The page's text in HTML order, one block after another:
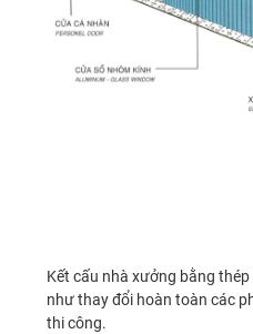
Kết cấu nhà xưởng bằng
như thay đổi hoàn toàn các
thi công.